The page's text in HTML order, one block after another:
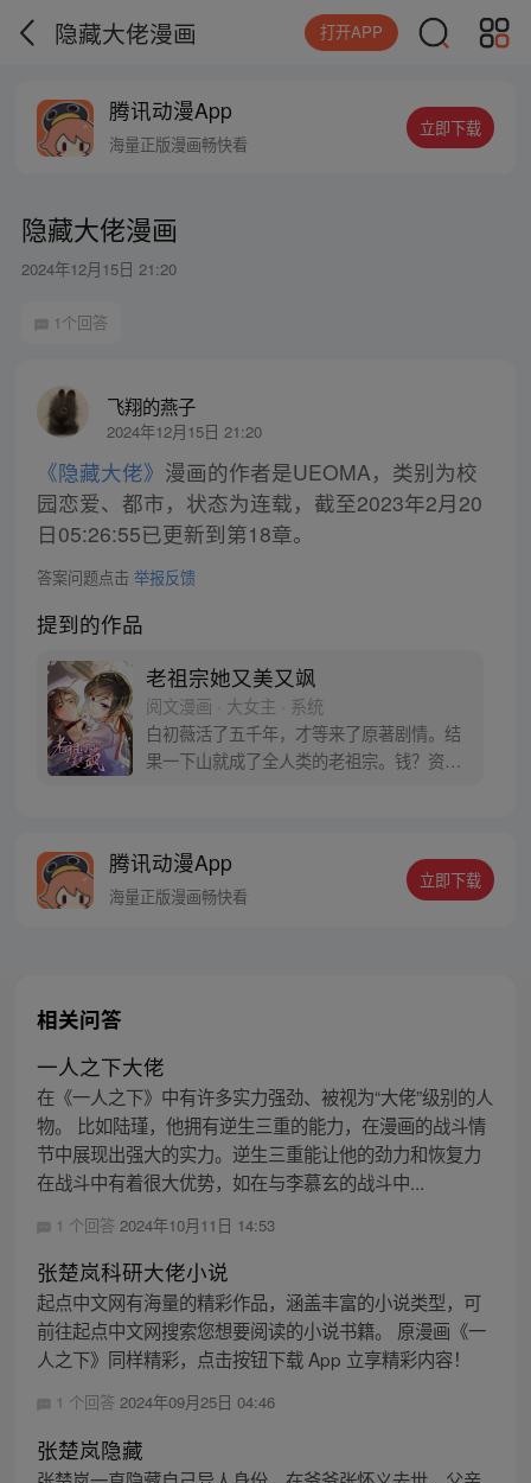
隐藏大佬漫画 打开APP
腾讯动漫App
海量正版漫画畅快看
立即下载
隐藏大佬漫画
2024年12月15日 21:20
1个回答
飞翔的燕子
2024年12月15日 21:20
《隐藏大佬》 漫画的作者是UEOMA，类别为校
园恋爱、都市，状态为连载，截至2023年2月20
日05:26:55已更新到第18章。
答案问题点击 举报反馈
提到的作品
老祖宗她又美又飒
阅文漫画 · 大女主 · 系统
白初薇活了五千年，才等来了原著剧情。结
果一下山就成了全人类的老祖宗。钱？资产
小屁孩，白初薇本来只是想吸取他的灵气，
却没想到把自己搭了进去……
腾讯动漫App
海量正版漫画畅快看
立即下载
相关问答
一人之下大佬
在《一人之下》中有许多实力强劲、被视为“大佬”级别的人
物。 比如陆瑾，他拥有逆生三重的能力，在漫画的战斗情
节中展现出强大的实力。逆生三重能让他的劲力和恢复力
在战斗中有着很大优势，如在与李慕玄的战斗中...
1 个回答 2024年10月11日 14:53
张楚岚科研大佬小说
起点中文网有海量的精彩作品，涵盖丰富的小说类型，可
前往起点中文网搜索您想要阅读的小说书籍。 原漫画《一
人之下》同样精彩，点击按钮下载 App 立享精彩内容！
1 个回答 2024年09月25日 04:46
张楚岚隐藏